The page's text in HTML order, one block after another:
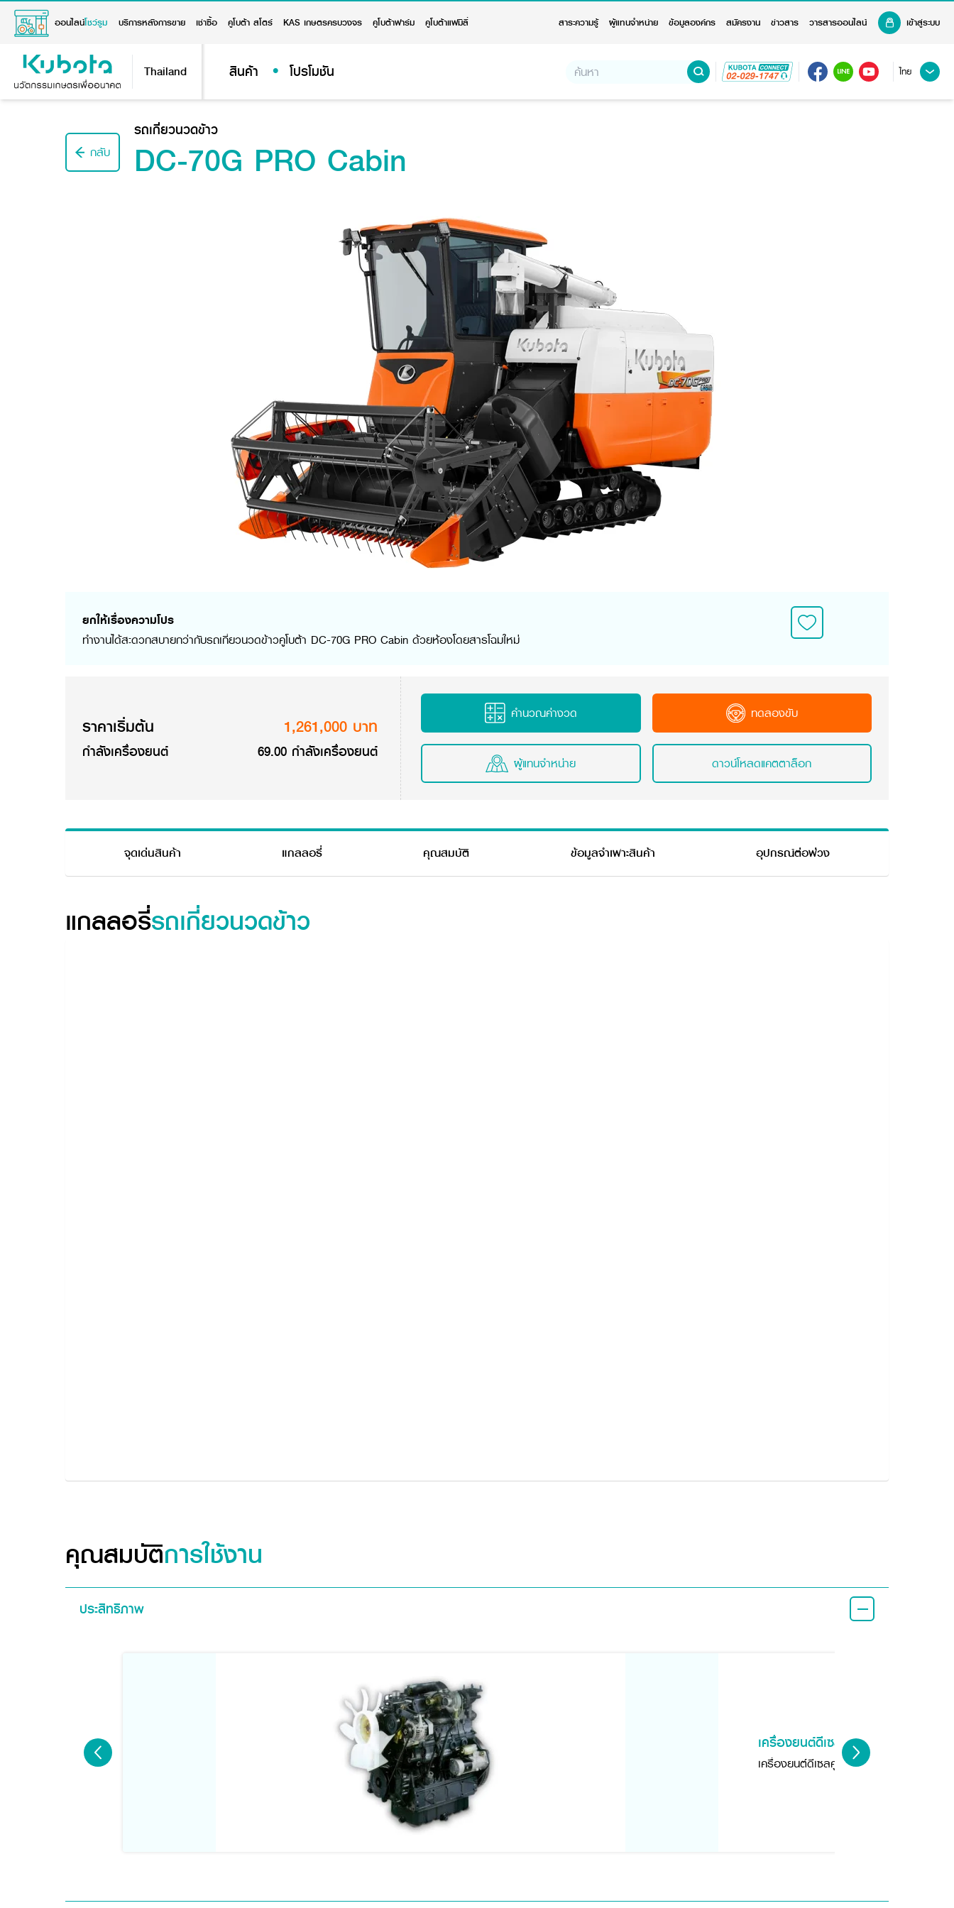
ออนไลน์โชว์รูม บริการหลังการขาย เช่าซื้อ คูโบต้า สโตร์ KAS เกษตรครบวงจร คูโบต้าฟาร์ม คูโบต้าแฟมิลี่ สาระความรู้ ผู้แทนจำหน่าย ข้อมูลองค์กร สมัครงาน ข่าวสาร วารสารออนไลน์ เข้าสู่ระบบ
Thailand สินค้า โปรโมชัน ไทย
กลับ
รถเกี่ยวนวดข้าว
DC-70G PRO Cabin
ยกให้เรื่องความโปร
ทำงานได้สะดวกสบายกว่ากับรถเกี่ยวนวดข้าวคูโบต้า DC-70G PRO Cabin ด้วยห้องโดยสารโฉมใหม่
ราคาเริ่มต้น 1,261,000 บาท
กำลังเครื่องยนต์ 69.00 กำลังเครื่องยนต์
คำนวณค่างวด ทดลองขับ
ผู้แทนจำหน่าย ดาวน์โหลดแคตตาล็อก
จุดเด่นสินค้า แกลลอรี่ คุณสมบัติ ข้อมูลจำเพาะสินค้า อุปกรณ์ต่อพ่วง
แกลลอรี่รถเกี่ยวนวดข้าว
คุณสมบัติการใช้งาน
ประสิทธิภาพ
เครื่องยนต์ดีเซลคูโบต้า
เครื่องยนต์ดีเซลคูโบต้า ขนาด 69 แรงม้า แ